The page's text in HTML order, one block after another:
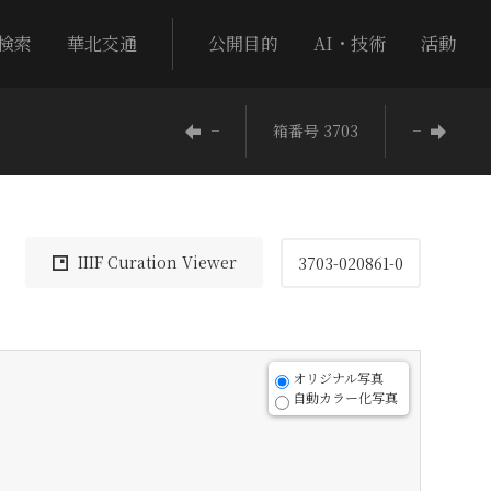
索 華北交通 公開目的 AI・技術 活動
− 箱番号 3703 −
IIIF Curation Viewer 3703-020861-0
オリジナル写真
自動カラー化写真